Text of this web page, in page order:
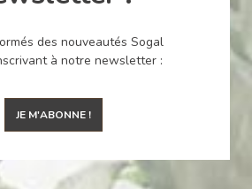
des nouveautés Sogal
à notre newsletter :
JE M'ABONNE !